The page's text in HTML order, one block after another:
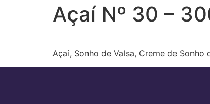
Açaí Nº 30 –
Açaí, Sonho de Valsa, Creme de